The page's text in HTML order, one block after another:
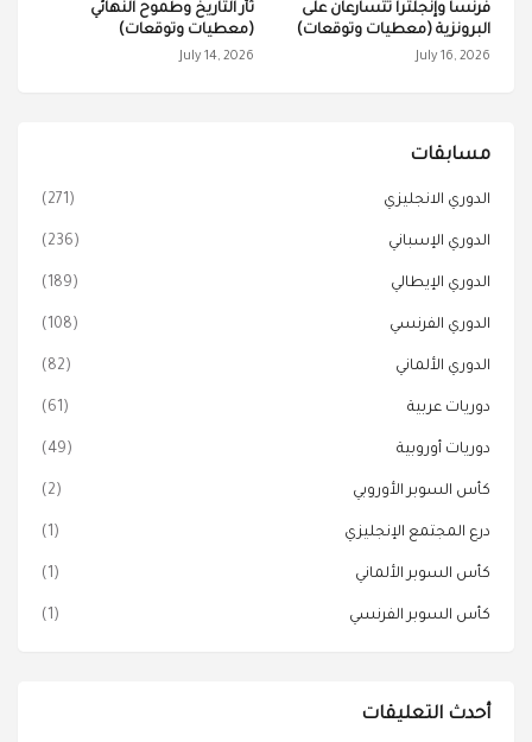
فرنسا وإنجلترا تتسارعان على
البرونزية (معطيات وتوقعات)
July 16, 2026
ثأر التاريخ وطموح النهائي
(معطيات وتوقعات)
July 14, 2026
مسابقات
الدوري الانجليزي (271)
الدوري الإسباني (236)
الدوري الإيطالي (189)
الدوري الفرنسي (108)
الدوري الألماني (82)
دوريات عربية (61)
دوريات أوروبية (49)
كأس السوبر الأوروبي (2)
درع المجتمع الإنجليزي (1)
كأس السوبر الألماني (1)
كأس السوبر الفرنسي (1)
أحدث التعليقات